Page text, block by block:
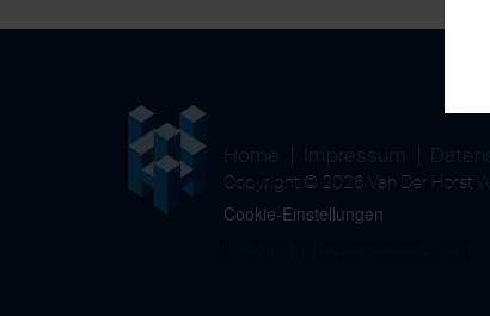
Home Impressum
Copyright © 2026 Van Der Horst
Cookie-Einstellungen